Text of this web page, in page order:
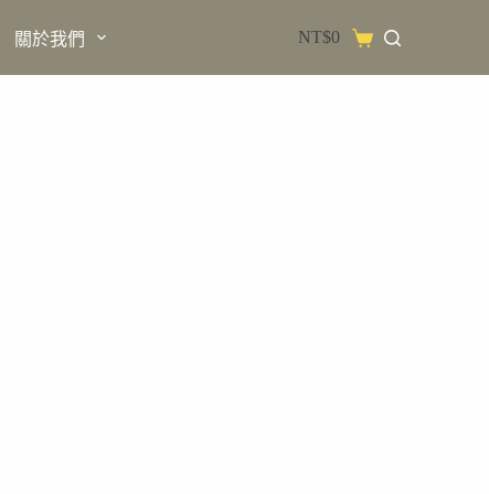
關於我們
物
NT$0